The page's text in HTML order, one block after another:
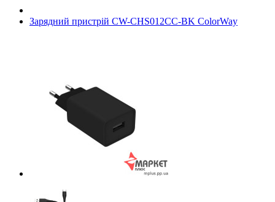
Зарядний пристрій CW-CHS012CC-BK ColorWay